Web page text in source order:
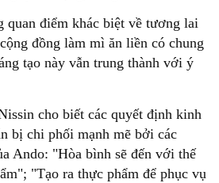
quan điểm khác biệt về tương lai
đồng làm mì ăn liền có chung
tạo này vẫn trung thành với ý
cho biết các quyết định kinh
bị chi phối mạnh mẽ bởi các
Ando: "Hòa bình sẽ đến với thế
"Tạo ra thực phẩm để phục vụ